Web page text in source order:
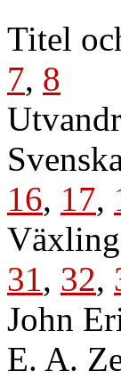
Titel
7, 8
16, 17,
31, 32,
John
E. A.